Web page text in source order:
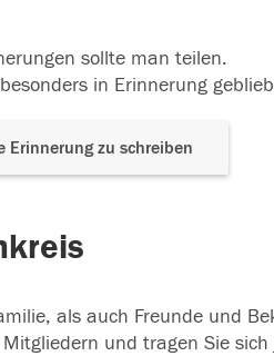
sollte man teilen.
in Erinnerung
Erinnerung zu schreiben
als auch Freunde und
und tragen Sie